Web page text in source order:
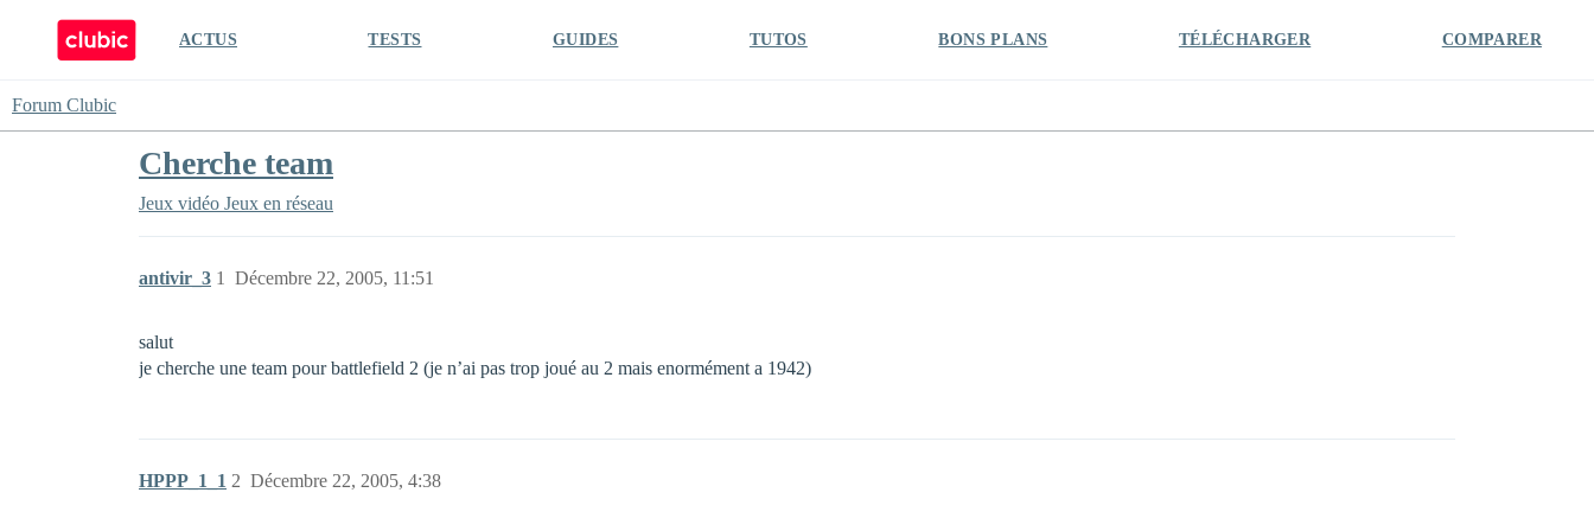
ACTUS TESTS GUIDES TUTOS BONS PLANS TÉLÉCHARGER COMPARER
Forum Clubic
Cherche team
Jeux vidéo Jeux en réseau
antivir_3 Décembre 22, 2005, 11:51
1
salut
je cherche une team pour battlefield 2 (je n’ai pas trop joué au 2 mais enormément a 1942)
HPPP_1_1 Décembre 22, 2005, 4:38
2